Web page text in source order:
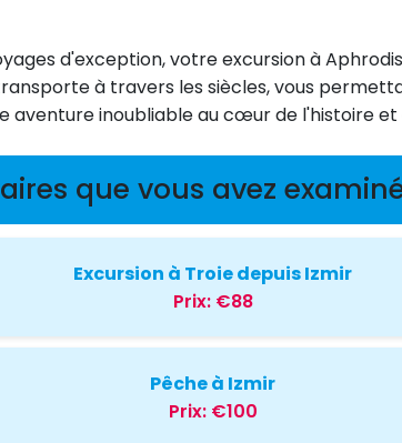
d'exception, votre excursion à
à travers les siècles, vous
aventure inoubliable au cœur de l'histoire
que vous avez
Excursion à Troie depuis Izmir
Prix: €88
Pêche à Izmir
Prix: €100